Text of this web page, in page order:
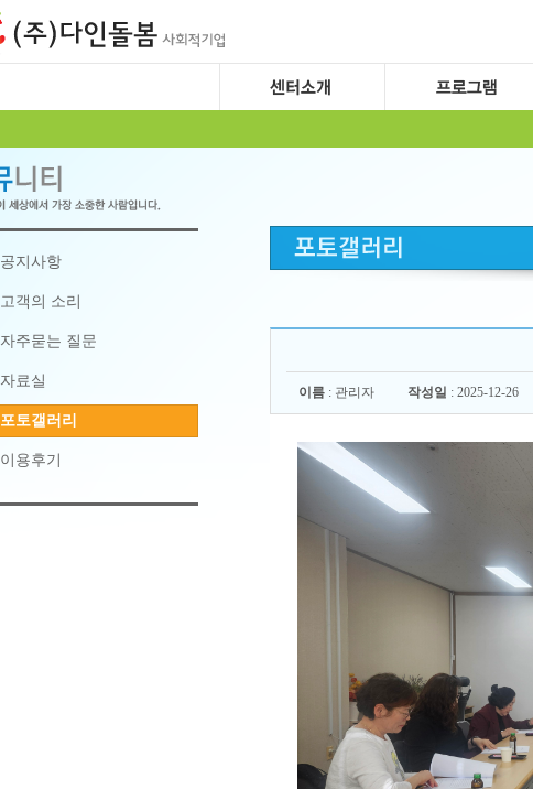
공지사항
고객의 소리
자주묻는 질문
자료실
포토갤러리
이용후기
이름 : 관리자 작성일 : 2025-12-26